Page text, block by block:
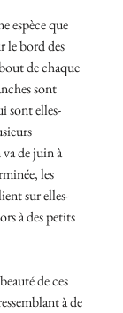
espèce que
le bord des
de chaque
sont
sont elles-
de juin à
les
sur elles-
à des petits
de ces
à de